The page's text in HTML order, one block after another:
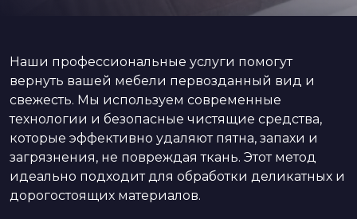
Наши профессиональные услуги помогут
вернуть вашей мебели первозданный вид и
свежесть. Мы используем современные
технологии и безопасные чистящие средства,
которые эффективно удаляют пятна, запахи и
загрязнения, не повреждая ткань. Этот метод
идеально подходит для обработки деликатных и
дорогостоящих материалов.